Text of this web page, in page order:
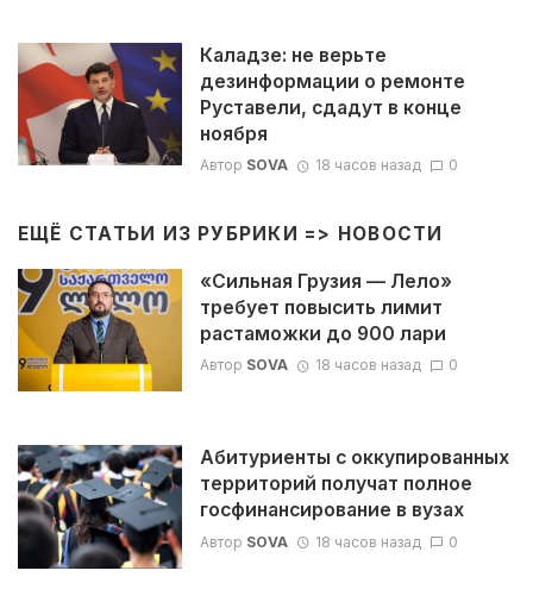
Каладзе: не верьте
дезинформации о ремонте
Руставели, сдадут в конце
ноября
Автор SOVA 18 часов назад 0
ЕЩЁ СТАТЬИ ИЗ РУБРИКИ => НОВОСТИ
«Сильная Грузия — Лело»
требует повысить лимит
растаможки до 900 лари
Автор SOVA 18 часов назад 0
Абитуриенты с оккупированных
территорий получат полное
госфинансирование в вузах
Автор SOVA 18 часов назад 0